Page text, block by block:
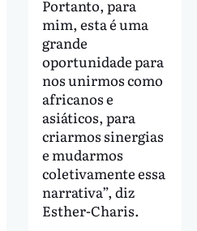
Portanto, para
mim, esta é uma
grande
oportunidade para
nos unirmos como
africanos e
asiáticos, para
criarmos sinergias
e mudarmos
coletivamente essa
narrativa”, diz
Esther-Charis.